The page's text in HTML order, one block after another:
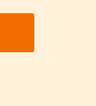
不僅能節省交通
懂的時態、發音